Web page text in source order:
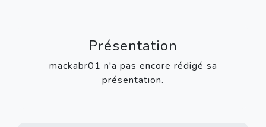
Présentation
mackabr01 n'a pas encore rédigé sa
présentation.